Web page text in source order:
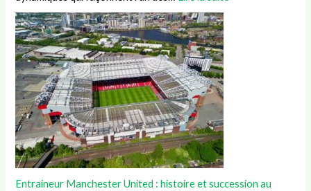
Entraineur Manchester United : histoire et succession au